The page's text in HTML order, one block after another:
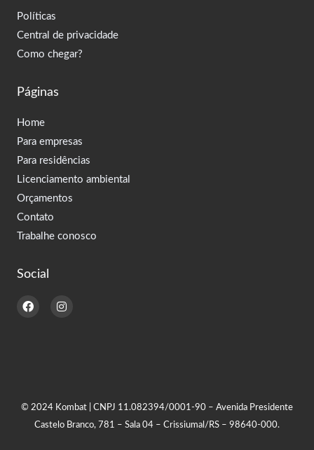
Social
F
a
I
n
Páginas
Home
Para empresas
Para residências
Licenciamento ambiental
Orçamentos
Contato
Trabalhe conosco
Políticas
Central de privacidade
Como chegar?
© 2024 Kombat | CNPJ 11.082394/0001-90 – Avenida Presidente
Castelo Branco, 781 – Sala 04 – Crissiumal/RS – 98640-000.